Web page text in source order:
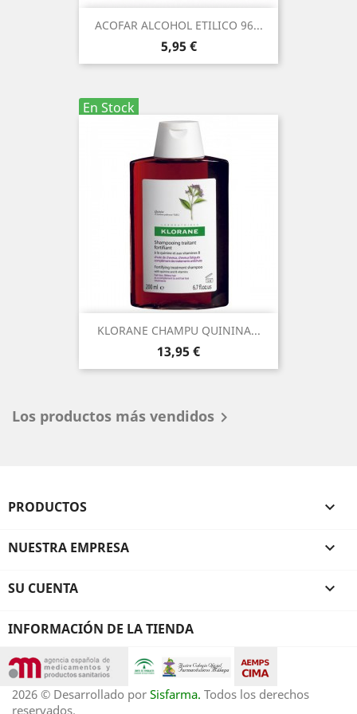
ACOFAR ALCOHOL ETILICO 96...
Precio
5,95 €
En Stock
KLORANE CHAMPU QUININA...
Precio
13,95 €
Los productos más vendidos 
PRODUCTOS 
NUESTRA EMPRESA 
SU CUENTA 
INFORMACIÓN DE LA TIENDA
2026 © Desarrollado por Sisfarma. Todos los derechos
reservados.